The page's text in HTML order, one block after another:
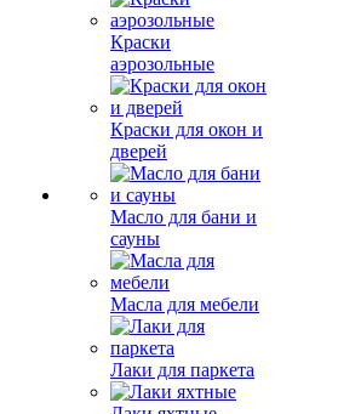
Краски
аэрозольные
Краски для окон и
дверей
Масло для бани и
сауны
Масла для мебели
Лаки для паркета